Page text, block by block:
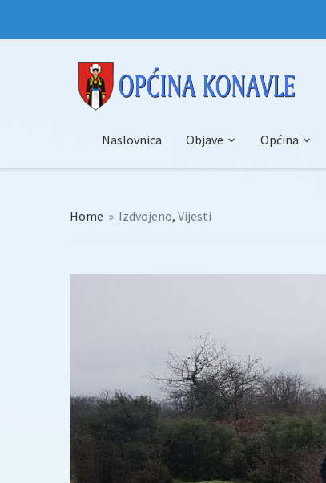
Naslovnica Objave Općina
Home » Izdvojeno, Vijesti